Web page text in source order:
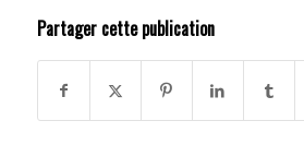
Partager cette publication